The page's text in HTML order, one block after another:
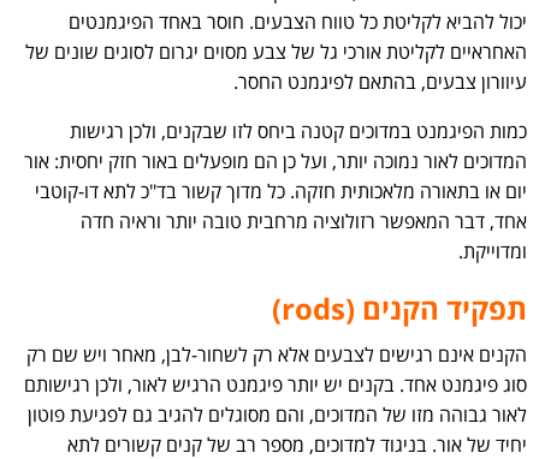
יכול להביא לקליטת כל טווח הצבעים. חוסר באחד הפיגמנטים
האחראיים לקליטת אורכי גל של צבע מסוים יגרום לסוגים שונים של
עיוורון צבעים, בהתאם לפיגמנט החסר.
כמות הפיגמנט במדוכים קטנה ביחס לזו שבקנים, ולכן רגישות
המדוכים לאור נמוכה יותר, ועל כן הם מופעלים באור חזק יחסית: אור
יום או בתאורה מלאכותית חזקה. כל מדוך קשור בד"כ לתא דו-קוטבי
אחד, דבר המאפשר רזולוציה מרחבית טובה יותר וראיה חדה
ומדוייקת.
תפקיד הקנים (rods)
הקנים אינם רגישים לצבעים אלא רק לשחור-לבן, מאחר ויש שם רק
סוג פיגמנט אחד. בקנים יש יותר פיגמנט הרגיש לאור, ולכן רגישותם
לאור גבוהה מזו של המדוכים, והם מסוגלים להגיב גם לפגיעת פוטון
יחיד של אור. בניגוד למדוכים, מספר רב של קנים קשורים לתא